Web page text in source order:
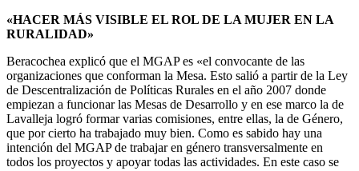
«HACER MÁS VISIBLE EL ROL DE LA MUJER EN LA
RURALIDAD»
Beracochea explicó que el MGAP es «el convocante de las
organizaciones que conforman la Mesa. Esto salió a partir de la Ley
de Descentralización de Políticas Rurales en el año 2007 donde
empiezan a funcionar las Mesas de Desarrollo y en ese marco la de
Lavalleja logró formar varias comisiones, entre ellas, la de Género,
que por cierto ha trabajado muy bien. Como es sabido hay una
intención del MGAP de trabajar en género transversalmente en
todos los proyectos y apoyar todas las actividades. En este caso se